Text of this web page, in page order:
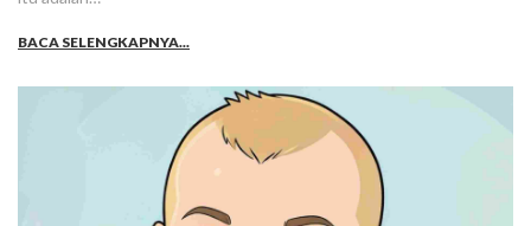
BACA SELENGKAPNYA...